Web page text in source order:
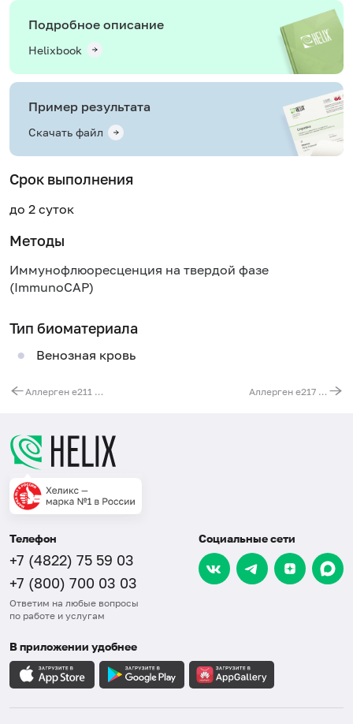
Подробное описание
Helixbook
Пример результата
Скачать файл
Срок выполнения
до 2 суток
Методы
Иммунофлюоресценция на твердой фазе
(ImmunoCAP)
Тип биоматериала
Венозная кровь
Аллерген e211 - протеины мочи кролика, IgE (ImmunoCAP) Аллерген e217 - эпителий хорька, IgE (ImmunoCAP)
Телефон
+7 (4822) 75 59 03
+7 (800) 700 03 03
Ответим на любые вопросы
по работе и услугам
Социальные сети
В приложении удобнее